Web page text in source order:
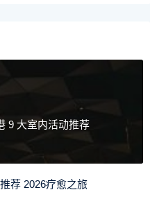
剂量和部位不同，从而引
9 大室内活动推荐
荐 2026疗愈之旅